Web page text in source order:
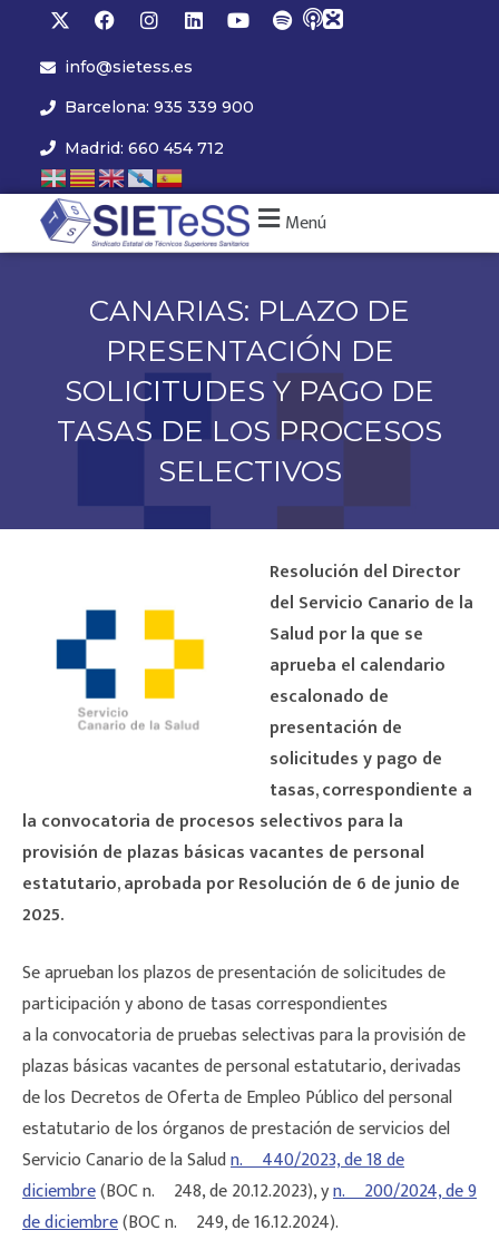
info@sietess.es
Barcelona: 935 339 900
Madrid: 660 454 712
Menú
CANARIAS: PLAZO DE
PRESENTACIÓN DE
SOLICITUDES Y PAGO DE
TASAS DE LOS PROCESOS
SELECTIVOS
Resolución del Director
del Servicio Canario de la
Salud por la que se
aprueba el calendario
escalonado de
presentación de
solicitudes y pago de
tasas, correspondiente a
la convocatoria de procesos selectivos para la
provisión de plazas básicas vacantes de personal
estatutario,aprobada por Resolución de 6 de junio de
2025.
Se aprueban los plazos de presentación de solicitudes de
participación y abono de tasas correspondientes
a la convocatoria de pruebas selectivas para la provisión de
plazas básicas vacantes de personal estatutario, derivadas
de los Decretos de Oferta de Empleo Público del personal
estatutario de los órganos de prestación de servicios del
Servicio Canario de la Saludn.º 440/2023, de 18 de
diciembre(BOC n.º 248, de 20.12.2023), yn.º 200/2024, de 9
de diciembre(BOC n.º 249, de 16.12.2024).